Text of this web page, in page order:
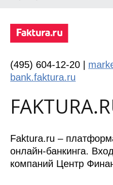
(495) 604-12-20 |
bank.faktura.ru
Faktura.ru –
онлайн-банкинга.
компаний Центр